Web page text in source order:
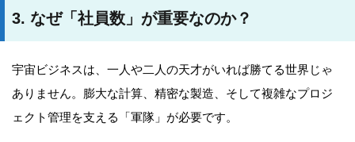
3. なぜ「社員数」が重要なのか？
宇宙ビジネスは、一人や二人の天才がいれば勝てる世界じゃ
ありません。膨大な計算、精密な製造、そして複雑なプロジ
ェクト管理を支える「軍隊」が必要です。